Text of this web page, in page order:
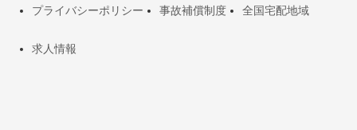
プライバシーポリシー 事故補償制度 全国宅配地域
求人情報